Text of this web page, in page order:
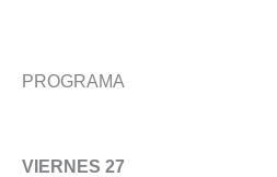
PROGRAMA
VIERNES 27